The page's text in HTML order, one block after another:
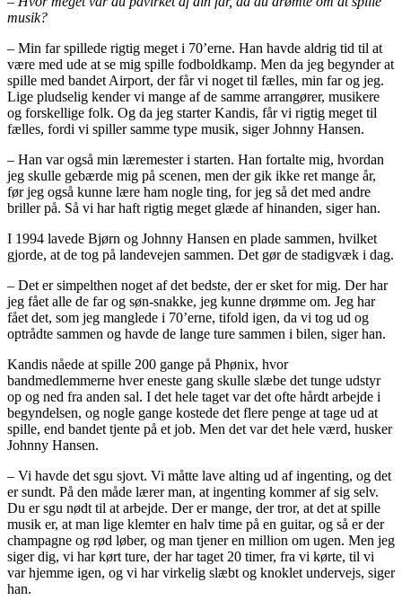
musik?
– Min far spillede rigtig meget i 70’erne. Han havde aldrig tid til at
være med ude at se mig spille fodboldkamp. Men da jeg begynder at
spille med bandet Airport, der får vi noget til fælles, min far og jeg.
Lige pludselig kender vi mange af de samme arrangører, musikere
og forskellige folk. Og da jeg starter Kandis, får vi rigtig meget til
fælles, fordi vi spiller samme type musik, siger Johnny Hansen.
– Han var også min læremester i starten. Han fortalte mig, hvordan
jeg skulle gebærde mig på scenen, men der gik ikke ret mange år,
før jeg også kunne lære ham nogle ting, for jeg så det med andre
briller på. Så vi har haft rigtig meget glæde af hinanden, siger han.
I 1994 lavede Bjørn og Johnny Hansen en plade sammen, hvilket
gjorde, at de tog på landevejen sammen. Det gør de stadigvæk i dag.
– Det er simpelthen noget af det bedste, der er sket for mig. Der har
jeg fået alle de far og søn-snakke, jeg kunne drømme om. Jeg har
fået det, som jeg manglede i 70’erne, tifold igen, da vi tog ud og
optrådte sammen og havde de lange ture sammen i bilen, siger han.
Kandis nåede at spille 200 gange på Phønix, hvor
bandmedlemmerne hver eneste gang skulle slæbe det tunge udstyr
op og ned fra anden sal. I det hele taget var det ofte hårdt arbejde i
begyndelsen, og nogle gange kostede det flere penge at tage ud at
spille, end bandet tjente på et job. Men det var det hele værd, husker
Johnny Hansen.
– Vi havde det sgu sjovt. Vi måtte lave alting ud af ingenting, og det
er sundt. På den måde lærer man, at ingenting kommer af sig selv.
Du er sgu nødt til at arbejde. Der er mange, der tror, at det at spille
musik er, at man lige klemter en halv time på en guitar, og så er der
champagne og rød løber, og man tjener en million om ugen. Men jeg
siger dig, vi har kørt ture, der har taget 20 timer, fra vi kørte, til vi
var hjemme igen, og vi har virkelig slæbt og knoklet undervejs, siger
han.